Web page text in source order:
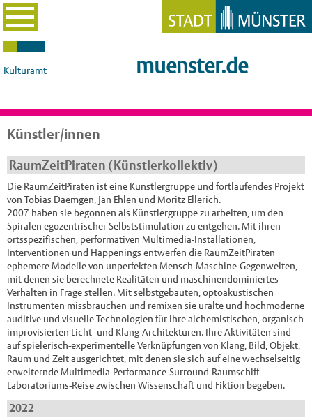
Kulturamt muenster.de
Künstler/innen
RaumZeitPiraten (Künstlerkollektiv)
Die RaumZeitPiraten ist eine Künstlergruppe und fortlaufendes Projekt
von Tobias Daemgen, Jan Ehlen und Moritz Ellerich.
2007 haben sie begonnen als Künstlergruppe zu arbeiten, um den
Spiralen egozentrischer Selbststimulation zu entgehen. Mit ihren
ortsspezifischen, performativen Multimedia-Installationen,
Interventionen und Happenings entwerfen die RaumZeitPiraten
ephemere Modelle von unperfekten Mensch-Maschine-Gegenwelten,
mit denen sie berechnete Realitäten und maschinendominiertes
Verhalten in Frage stellen. Mit selbstgebauten, optoakustischen
Instrumenten missbrauchen und remixen sie uralte und hochmoderne
auditive und visuelle Technologien für ihre alchemistischen, organisch
improvisierten Licht- und Klang-Architekturen. Ihre Aktivitäten sind
auf spielerisch-experimentelle Verknüpfungen von Klang, Bild, Objekt,
Raum und Zeit ausgerichtet, mit denen sie sich auf eine wechselseitig
erweiternde Multimedia-Performance-Surround-Raumschiff-
Laboratoriums-Reise zwischen Wissenschaft und Fiktion begeben.
2022